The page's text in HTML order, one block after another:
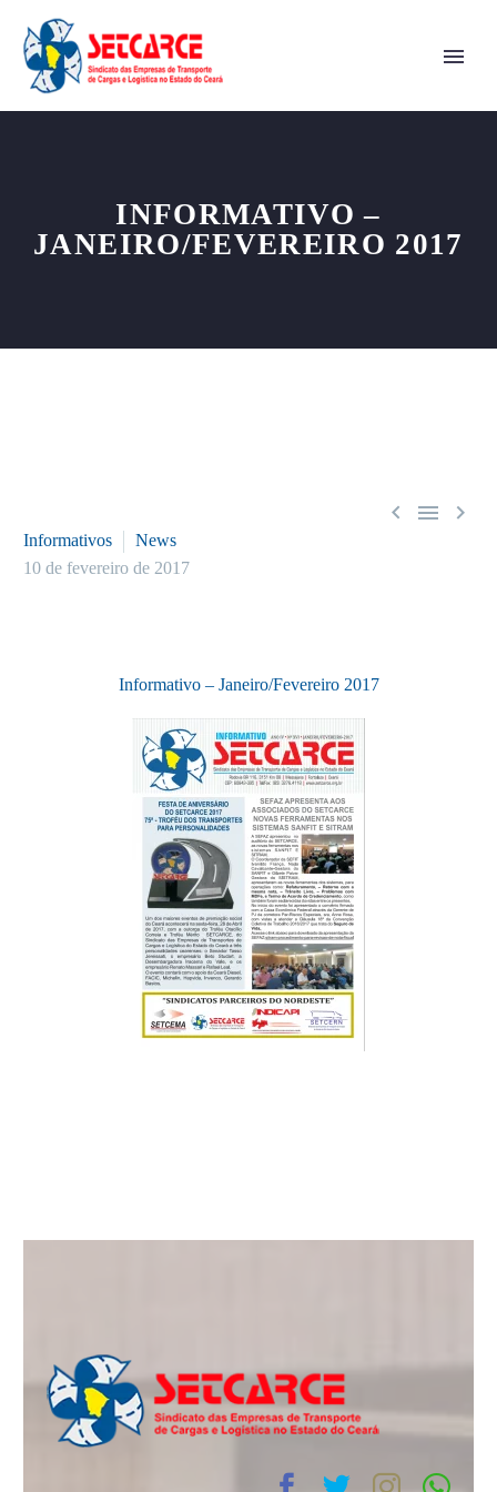
INFORMATIVO –
JANEIRO/FEVEREIRO 2017
  
Informativos
News
10 de fevereiro de 2017
Informativo – Janeiro/Fevereiro 2017